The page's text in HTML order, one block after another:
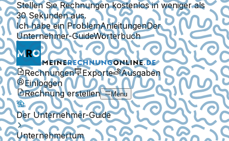
Stellen Sie Rechnungen kostenlos in weniger als
30 Sekunden aus.
Ich habe ein ProblemAnleitungenDer
Unternehmer-GuideWörterbuch
Rechnungen Exporte
Ausgaben
Einloggen
Rechnung erstellen
Menu
Der Unternehmer-Guide
Unternehmertum